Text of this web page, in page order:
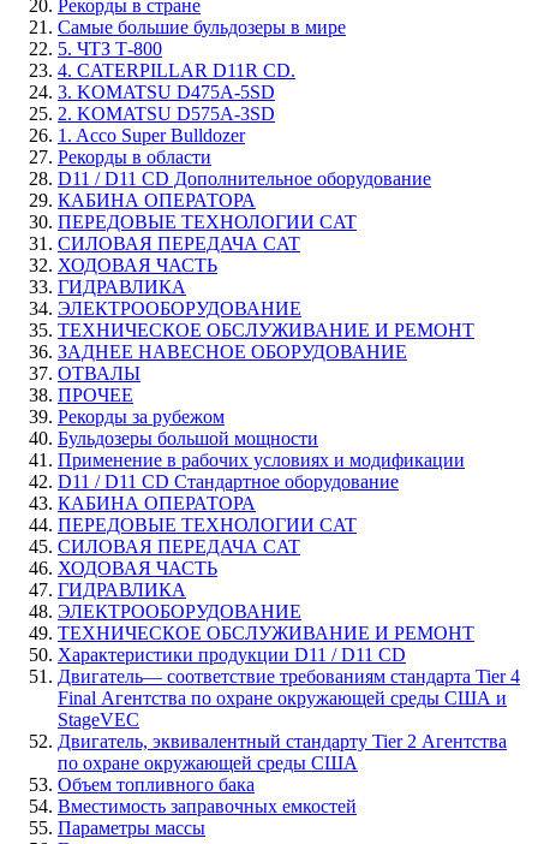
Рекорды в стране
Самые большие бульдозеры в мире
5. ЧТЗ Т-800
4. CATERPILLAR D11R CD.
3. KOMATSU D475A-5SD
2. KOMATSU D575A-3SD
1. Acco Super Bulldozer
Рекорды в области
D11 / D11 CD Дополнительное оборудование
КАБИНА ОПЕРАТОРА
ПЕРЕДОВЫЕ ТЕХНОЛОГИИ CAT
СИЛОВАЯ ПЕРЕДАЧА CAT
ХОДОВАЯ ЧАСТЬ
ГИДРАВЛИКА
ЭЛЕКТРООБОРУДОВАНИЕ
ТЕХНИЧЕСКОЕ ОБСЛУЖИВАНИЕ И РЕМОНТ
ЗАДНЕЕ НАВЕСНОЕ ОБОРУДОВАНИЕ
ОТВАЛЫ
ПРОЧЕЕ
Рекорды за рубежом
Бульдозеры большой мощности
Применение в рабочих условиях и модификации
D11 / D11 CD Стандартное оборудование
КАБИНА ОПЕРАТОРА
ПЕРЕДОВЫЕ ТЕХНОЛОГИИ CAT
СИЛОВАЯ ПЕРЕДАЧА CAT
ХОДОВАЯ ЧАСТЬ
ГИДРАВЛИКА
ЭЛЕКТРООБОРУДОВАНИЕ
ТЕХНИЧЕСКОЕ ОБСЛУЖИВАНИЕ И РЕМОНТ
Характеристики продукции D11 / D11 CD
Двигатель— соответствие требованиям стандарта Tier 4
Final Агентства по охране окружающей среды США и
StageVЕС
Двигатель, эквивалентный стандарту Tier 2 Агентства
по охране окружающей среды США
Объем топливного бака
Вместимость заправочных емкостей
Параметры массы